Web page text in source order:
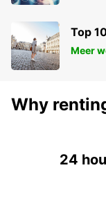
Top
Meer
Why
24